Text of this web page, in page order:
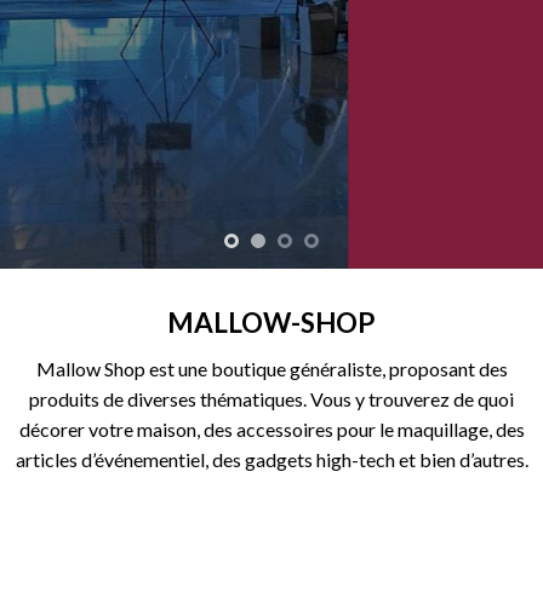
MALLOW-SHOP
Mallow Shop est une boutique généraliste, proposant des
produits de diverses thématiques. Vous y trouverez de quoi
décorer votre maison, des accessoires pour le maquillage, des
articles d’événementiel, des gadgets high-tech et bien d’autres.